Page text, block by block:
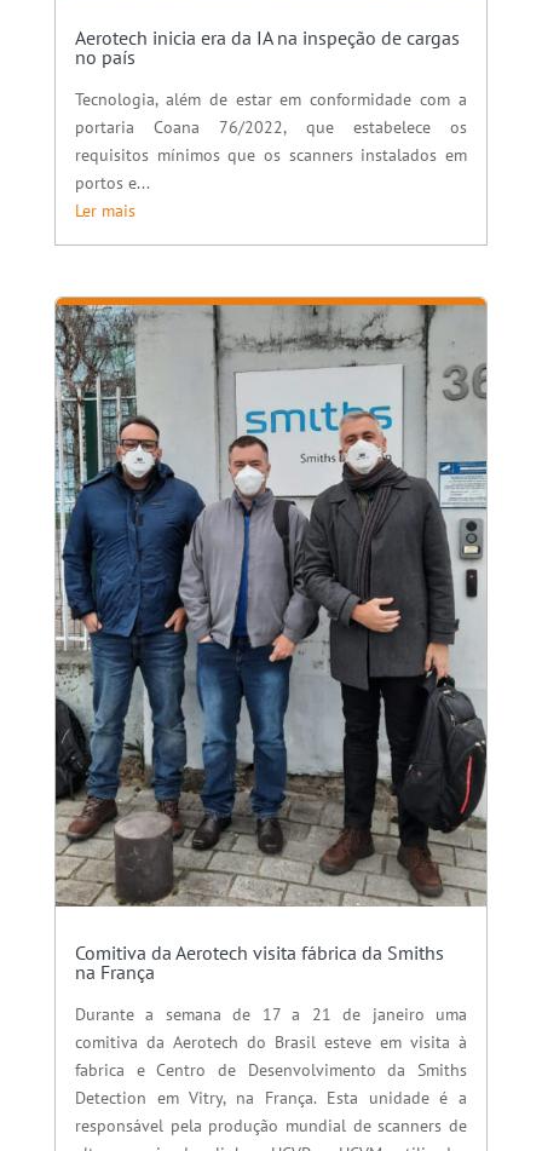
Aerotech inicia era da IA na inspeção de cargas
no país
Tecnologia, além de estar em conformidade com a
portaria Coana 76/2022, que estabelece os
requisitos mínimos que os scanners instalados em
portos e...
Ler mais
Comitiva da Aerotech visita fábrica da Smiths
na França
Durante a semana de 17 a 21 de janeiro uma
comitiva da Aerotech do Brasil esteve em visita à
fabrica e Centro de Desenvolvimento da Smiths
Detection em Vitry, na França. Esta unidade é a
responsável pela produção mundial de scanners de